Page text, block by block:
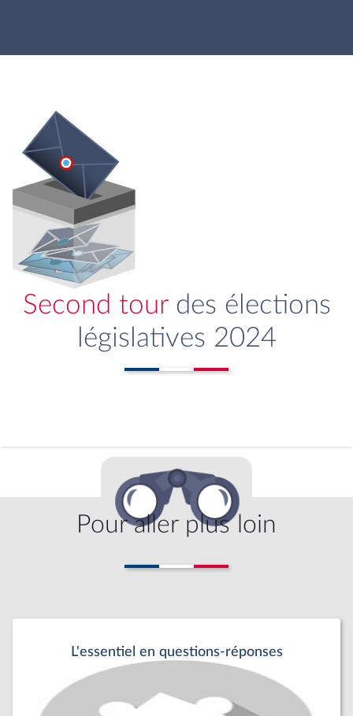
Second tourdes élections
législatives 2024
Pour aller plus loin
L'essentiel en questions-réponses